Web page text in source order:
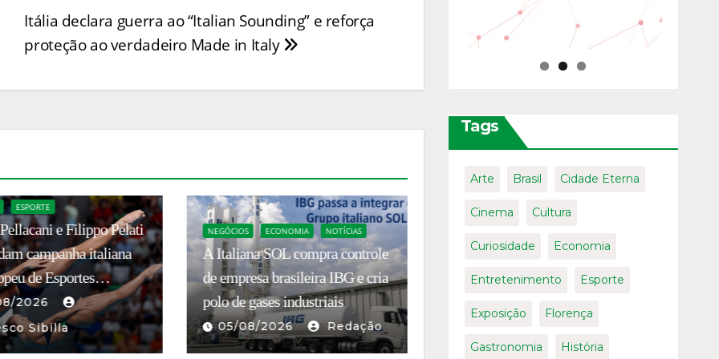
ar
e
Itália declara guerra ao “Italian Sounding” e reforça
proteção ao verdadeiro Made in Italy
ECONOMIA NOTÍCIAS
SOL compra controle
brasileira IBG e cria
industriais
2026 Redação
NOTÍCIAS
Expedição une Brasil e Itália em
missão científica rumo à
Antártica
05/08/2026 Redação
NOTÍCIAS ESPORTE
comandam campanha italiana
no Europeu de Esportes
Tags
Arte Brasil Cidade Eterna
Cinema Cultura
Curiosidade Economia
Entretenimento Esporte
Exposição Florença
Gastronomia História